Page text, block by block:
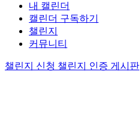
내 캘린더
캘린더 구독하기
챌린지
커뮤니티
챌린지 신청 챌린지 인증 게시판